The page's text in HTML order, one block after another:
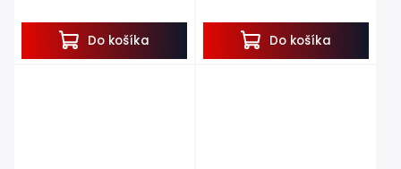
Do košíka Do košíka